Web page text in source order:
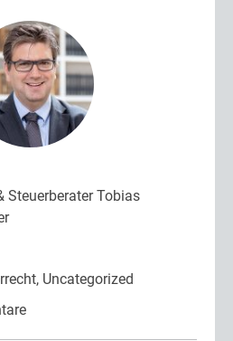
Steuerberater Tobias
, Uncategorized